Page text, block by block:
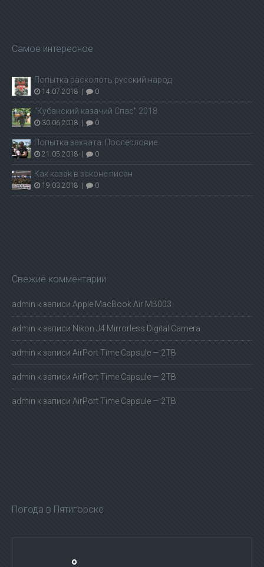
Самое интересное
Попытка расколоть русский народ
14.07.2018 0
"Кубанский казачий Спас" 2018
30.06.2018 0
Попытка захвата. Послесловие.
21.05.2018 0
Как казак в законе писан
19.03.2018 0
Свежие комментарии
admin к записи Apple MacBook Air MB003
admin к записи Nikon J4 Mirrorless Digital Camera
admin к записи AirPort Time Capsule — 2TB
admin к записи AirPort Time Capsule — 2TB
admin к записи AirPort Time Capsule — 2TB
Погода в Пятигорске